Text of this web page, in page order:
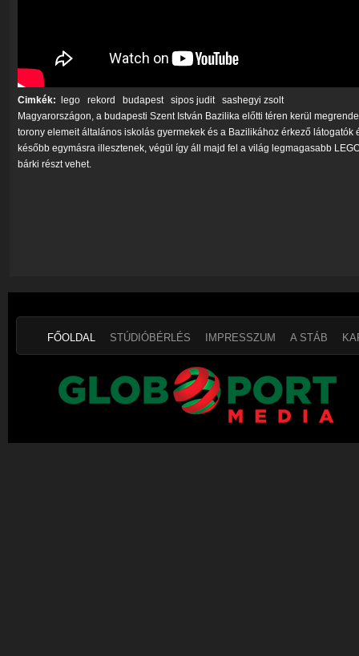
Cimkék: lego rekord budapest sipos judit
sashegyi zsolt
Magyarországon, a budapesti Szent István Bazilika előtti téren kerül
torony elemeit általános iskolás gyermekek és a Bazilikához érkező látogatók
később egymásra illesztenek, végül így áll majd fel a világ legmagasabb
bárki részt vehet.
FŐOLDAL STÚDIÓBÉRLÉS IMPRESSZUM A STÁB